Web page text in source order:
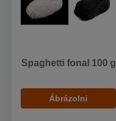
Spaghetti fonal 100 g
Ábrázolni